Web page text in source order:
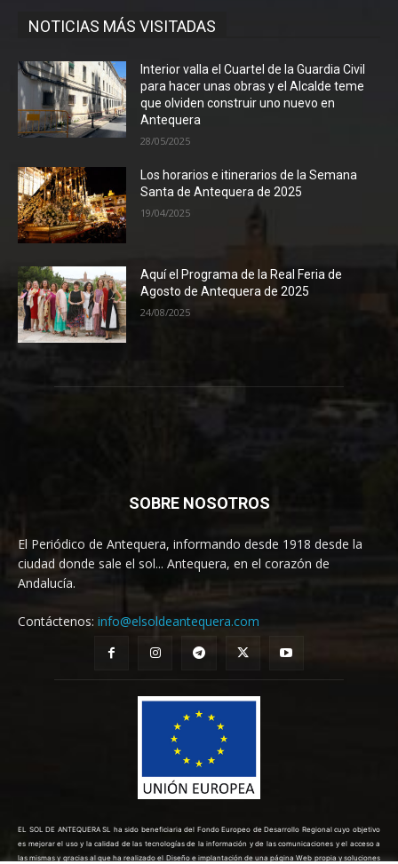
NOTICIAS MÁS VISITADAS
Interior valla el Cuartel de la Guardia Civil
para hacer unas obras y el Alcalde teme
que olviden construir uno nuevo en
Antequera
28/05/2025
Los horarios e itinerarios de la Semana
Santa de Antequera de 2025
19/04/2025
Aquí el Programa de la Real Feria de
Agosto de Antequera de 2025
24/08/2025
SOBRE NOSOTROS
El Periódico de Antequera, informando desde 1918 desde la
ciudad donde sale el sol... Antequera, en el corazón de
Andalucía.
Contáctenos: info@elsoldeantequera.com
EL SOL DE ANTEQUERA SL ha sido beneficiaria del Fondo Europeo de Desarrollo Regional cuyo objetivo
es mejorar el uso y la calidad de las tecnologías de la información y de las comunicaciones y el acceso a
las mismas y gracias al que ha realizado el Diseño e implantación de una página Web propia y soluciones